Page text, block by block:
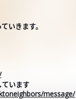
いきます。
います
message/